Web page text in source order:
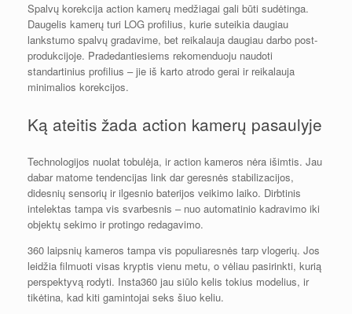
Spalvų korekcija action kamerų medžiagai gali būti sudėtinga.
Daugelis kamerų turi LOG profilius, kurie suteikia daugiau
lankstumo spalvų gradavime, bet reikalauja daugiau darbo post-
produkcijoje. Pradedantiesiems rekomenduoju naudoti
standartinius profilius – jie iš karto atrodo gerai ir reikalauja
minimalios korekcijos.
Ką ateitis žada action kamerų pasaulyje
Technologijos nuolat tobulėja, ir action kameros nėra išimtis. Jau
dabar matome tendencijas link dar geresnės stabilizacijos,
didesnių sensorių ir ilgesnio baterijos veikimo laiko. Dirbtinis
intelektas tampa vis svarbesnis – nuo automatinio kadravimo iki
objektų sekimo ir protingo redagavimo.
360 laipsnių kameros tampa vis populiaresnės tarp vlogerių. Jos
leidžia filmuoti visas kryptis vienu metu, o vėliau pasirinkti, kurią
perspektyvą rodyti. Insta360 jau siūlo kelis tokius modelius, ir
tikėtina, kad kiti gamintojai seks šiuo keliu.